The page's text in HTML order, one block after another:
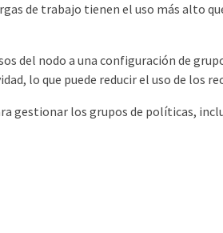
de trabajo tienen el uso más alto
del nodo a una configuración de
lo que puede reducir el uso de los
gestionar los grupos de políticas,